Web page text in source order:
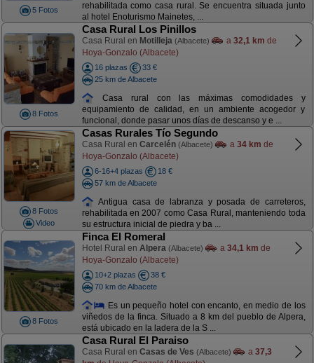
5 Fotos
rehabilitada como casa rural. Se encuentra situada junto
al hotel Enoturismo Mainetes, ...
8 Fotos
Casa Rural Los Pinillos
Casa Rural en Motilleja (Albacete) a 32,1 km de
Hoya-Gonzalo (Albacete)
16 plazas
33 €
25 km de Albacete
Casa rural con las máximas comodidades y
equipamiento de calidad, en un ambiente acogedor y
funcional, donde pasar unos días de descanso y e ...
8 Fotos
Video
Casas Rurales Tío Segundo
Casa Rural en Carcelén (Albacete) a 34 km de
Hoya-Gonzalo (Albacete)
6-16+4 plazas
18 €
57 km de Albacete
Antigua casa de labranza y posada de carreteros,
rehabilitada en 2007 como Casa Rural, manteniendo toda
su estructura inicial de piedra y ba ...
8 Fotos
Finca El Romeral
Hotel Rural en Alpera (Albacete) a 34,1 km de
Hoya-Gonzalo (Albacete)
10+2 plazas
38 €
70 km de Albacete
Es un pequeño hotel con encanto, en medio de los
viñedos de la finca. Situado a 8 km del pueblo de Alpera,
está ubicado en la ladera de la S ...
Casa Rural El Paraiso
Casa Rural en Casas de Ves (Albacete) a 37,3